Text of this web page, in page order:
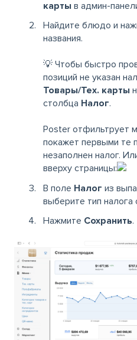
карты в админ-
Найдите блюдо и
названия.
💡 Чтобы быстро
позиций не указан
Товары/Тех. карты
столбца Налог.
Poster отфильтрует
покажет первыми те
незаполнен налог.
вверху страницы:
В поле Налог из
выберите тип налога
Нажмите Сохранить.